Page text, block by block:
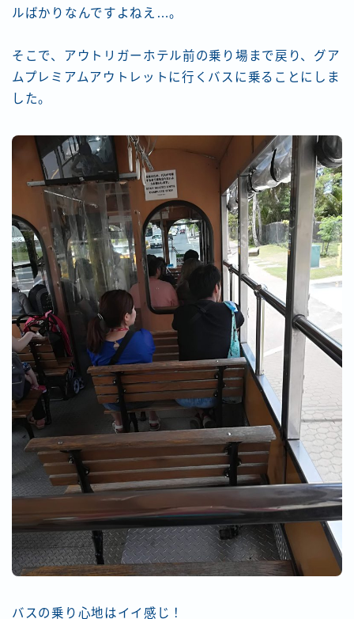
ルばかりなんですよねえ…。
そこで、アウトリガーホテル前の乗り場まで戻り、グア
ムプレミアムアウトレットに行くバスに乗ることにしま
した。
バスの乗り心地はイイ感じ！